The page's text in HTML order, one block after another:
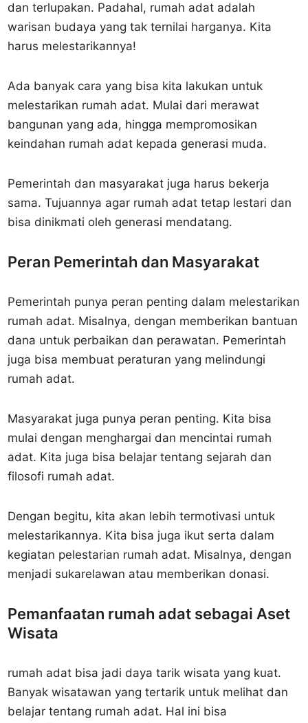
dan terlupakan. Padahal, rumah adat adalah
warisan budaya yang tak ternilai harganya. Kita
harus melestarikannya!
Ada banyak cara yang bisa kita lakukan untuk
melestarikan rumah adat. Mulai dari merawat
bangunan yang ada, hingga mempromosikan
keindahan rumah adat kepada generasi muda.
Pemerintah dan masyarakat juga harus bekerja
sama. Tujuannya agar rumah adat tetap lestari dan
bisa dinikmati oleh generasi mendatang.
Peran Pemerintah dan Masyarakat
Pemerintah punya peran penting dalam melestarikan
rumah adat. Misalnya, dengan memberikan bantuan
dana untuk perbaikan dan perawatan. Pemerintah
juga bisa membuat peraturan yang melindungi
rumah adat.
Masyarakat juga punya peran penting. Kita bisa
mulai dengan menghargai dan mencintai rumah
adat. Kita juga bisa belajar tentang sejarah dan
filosofi rumah adat.
Dengan begitu, kita akan lebih termotivasi untuk
melestarikannya. Kita bisa juga ikut serta dalam
kegiatan pelestarian rumah adat. Misalnya, dengan
menjadi sukarelawan atau memberikan donasi.
Pemanfaatan rumah adat sebagai Aset
Wisata
rumah adat bisa jadi daya tarik wisata yang kuat.
Banyak wisatawan yang tertarik untuk melihat dan
belajar tentang rumah adat. Hal ini bisa